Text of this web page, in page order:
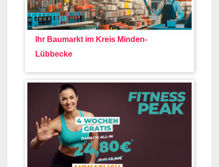
Ihr Baumarkt im Kreis Minden-
Lübbecke